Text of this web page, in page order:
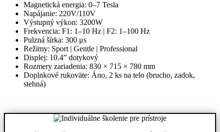
Magnetická energia: 0–7 Tesla
Napájanie: 220V/110V
Výstupný výkon: 3200W
Frekvencia: F1: 1–10 Hz | F2: 1–100 Hz
Pulzná šírka: 300 μs
Režimy: Sport | Gentle | Professional
Displej: 10.4” dotykový
Rozmery zariadenia: 830 × 715 × 780 mm
Doplnkové rukoväte: Áno, 2 ks na telo (brucho, zadok,
stehná)